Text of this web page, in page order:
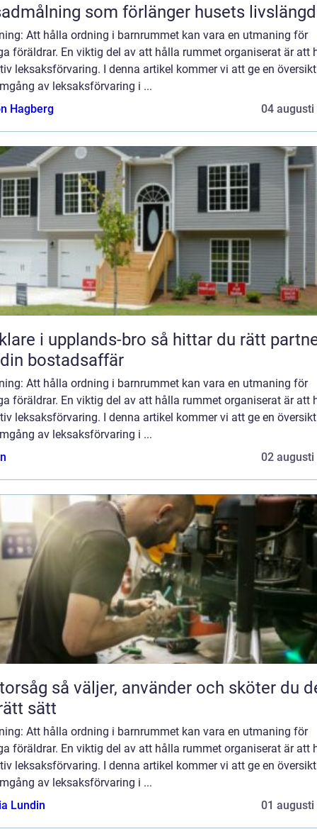
som förlänger husets livslängd
Att hålla ordning i barnrummet kan vara en utmaning för
föräldrar. En viktig del av att hålla rummet organiserat är att
leksaksförvaring. I denna artikel kommer vi att ge en
av leksaksförvaring i ...
Hagberg
04 augusti
i upplands-bro så hittar du rätt partner
bostadsaffär
Att hålla ordning i barnrummet kan vara en utmaning för
föräldrar. En viktig del av att hålla rummet organiserat är att
leksaksförvaring. I denna artikel kommer vi att ge en
av leksaksförvaring i ...
02 augusti
använder och sköter du den
sätt
Att hålla ordning i barnrummet kan vara en utmaning för
föräldrar. En viktig del av att hålla rummet organiserat är att
leksaksförvaring. I denna artikel kommer vi att ge en
av leksaksförvaring i ...
Lundin
01 augusti